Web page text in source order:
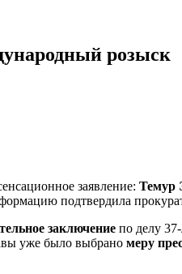
розыск
заявление: Темур
подтвердила
заключение по делу
уже было выбрано меру